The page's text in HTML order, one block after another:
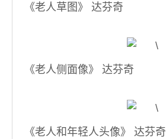
《老人草图》 达芬奇
《老人侧面像》 达芬奇
《老人和年轻人头像》 达芬奇